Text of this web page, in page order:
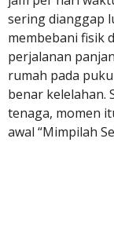
sering dianggap
membebani fisik
perjalanan
rumah pada
benar kelelahan.
tenaga, momen
awal “Mimpilah